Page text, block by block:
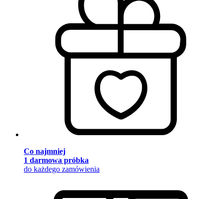
Co najmniej
1 darmowa próbka
do każdego zamówienia